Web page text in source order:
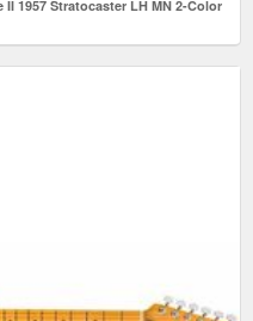
1957 Stratocaster LH MN 2-Color